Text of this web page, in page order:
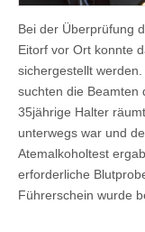
Bei der Überprüfung
Eitorf vor Ort konnte
sichergestellt
suchten die Beamten
35jährige Halter
unterwegs war und
Atemalkoholtest
erforderliche
Führerschein wurde